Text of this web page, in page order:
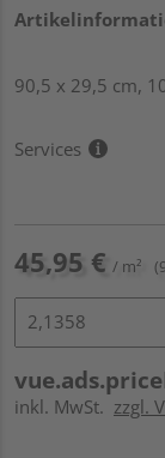
90,5 x 29,5 cm,
Services
45,95 € / m²
inkl. MwSt. zzgl.